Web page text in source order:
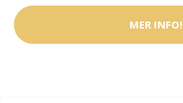
MER INFO!